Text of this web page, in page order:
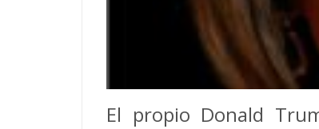
El propio Donald